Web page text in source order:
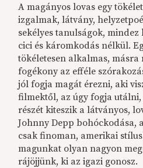
A magányos lovas egy
izgalmak, látvány,
sekélyes tanulságok,
cici és káromkodás nélkül.
tökéletesen alkalmas, másra
fogékony az efféle
jól fogja magát érezni, aki
filmektől, az úgy fogja
részét kiteszik a látványos,
Johnny Depp bohóckodása,
csak finoman, amerikai
magunkat olyan nagyon
rájöjjünk, ki az igazi gonosz.